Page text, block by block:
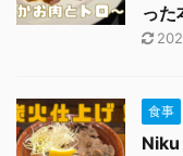
った
食事